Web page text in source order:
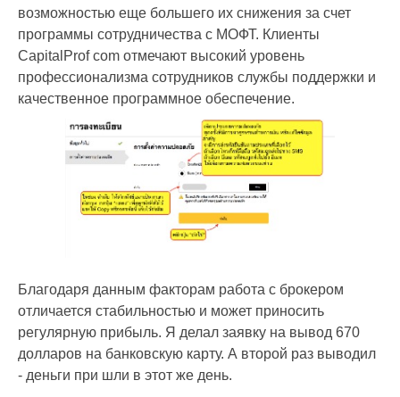
возможностью еще большего их снижения за счет
программы сотрудничества с МОФТ. Клиенты
CapitalProf com отмечают высокий уровень
профессионализма сотрудников службы поддержки и
качественное программное обеспечение.
Благодаря данным факторам работа с брокером
отличается стабильностью и может приносить
регулярную прибыль. Я делал заявку на вывод 670
долларов на банковскую карту. А второй раз выводил
- деньги при шли в этот же день.